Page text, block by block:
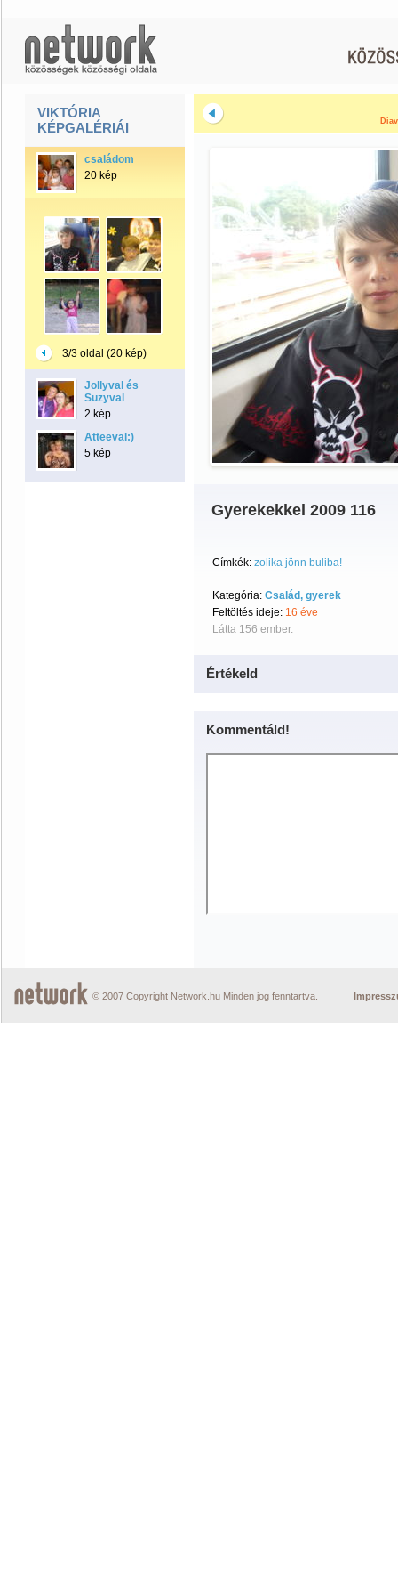
VIKTÓRIA
KÉPGALÉRIÁI
családom
20 kép
3/3 oldal (20 kép)
Jollyval és
Suzyval
2 kép
Atteeval:)
5 kép
Gyerekekkel 2009 116
Címkék: zolika jönn buliba!
Kategória: Család, gyerek
Feltöltés ideje: 16 éve
Látta 156 ember.
Értékeld
Kommentáld!
© 2007 Copyright Network.hu Minden jog fenntartva.